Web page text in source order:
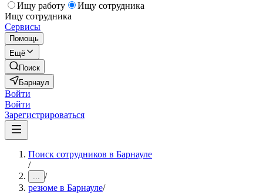
Ищу работу
Ищу сотрудника
Ищу сотрудника
Сервисы
Помощь
Ещё
Поиск
Барнаул
Войти
Войти
Зарегистрироваться
Поиск сотрудников в Барнауле
/
... /
резюме в Барнауле/